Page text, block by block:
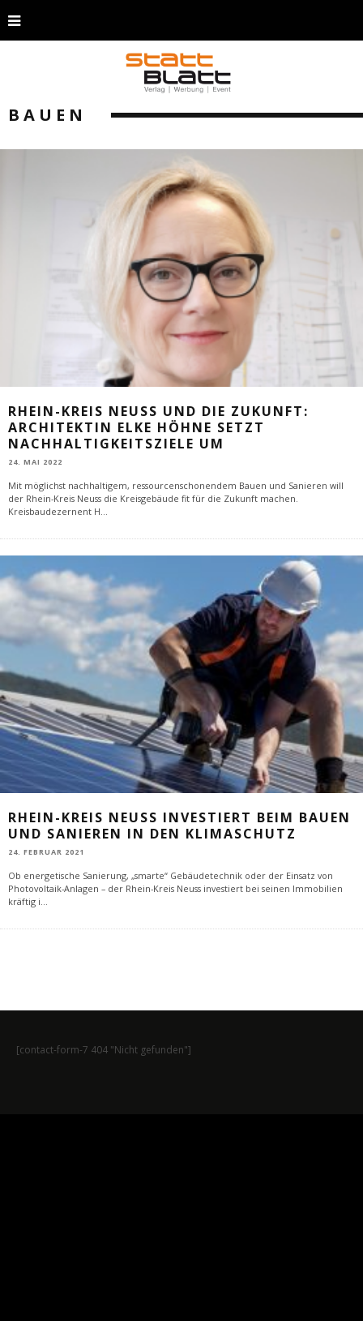
BAUEN
RHEIN-KREIS NEUSS UND DIE ZUKUNFT:
ARCHITEKTIN ELKE HÖHNE SETZT
NACHHALTIGKEITSZIELE UM
24. MAI 2022
Mit möglichst nachhaltigem, ressourcenschonendem Bauen und Sanieren will
der Rhein-Kreis Neuss die Kreisgebäude fit für die Zukunft machen.
Kreisbaudezernent H...
RHEIN-KREIS NEUSS INVESTIERT BEIM BAUEN
UND SANIEREN IN DEN KLIMASCHUTZ
24. FEBRUAR 2021
Ob energetische Sanierung, „smarte“ Gebäudetechnik oder der Einsatz von
Photovoltaik-Anlagen – der Rhein-Kreis Neuss investiert bei seinen Immobilien
kräftig i...
[contact-form-7 404 "Nicht gefunden"]